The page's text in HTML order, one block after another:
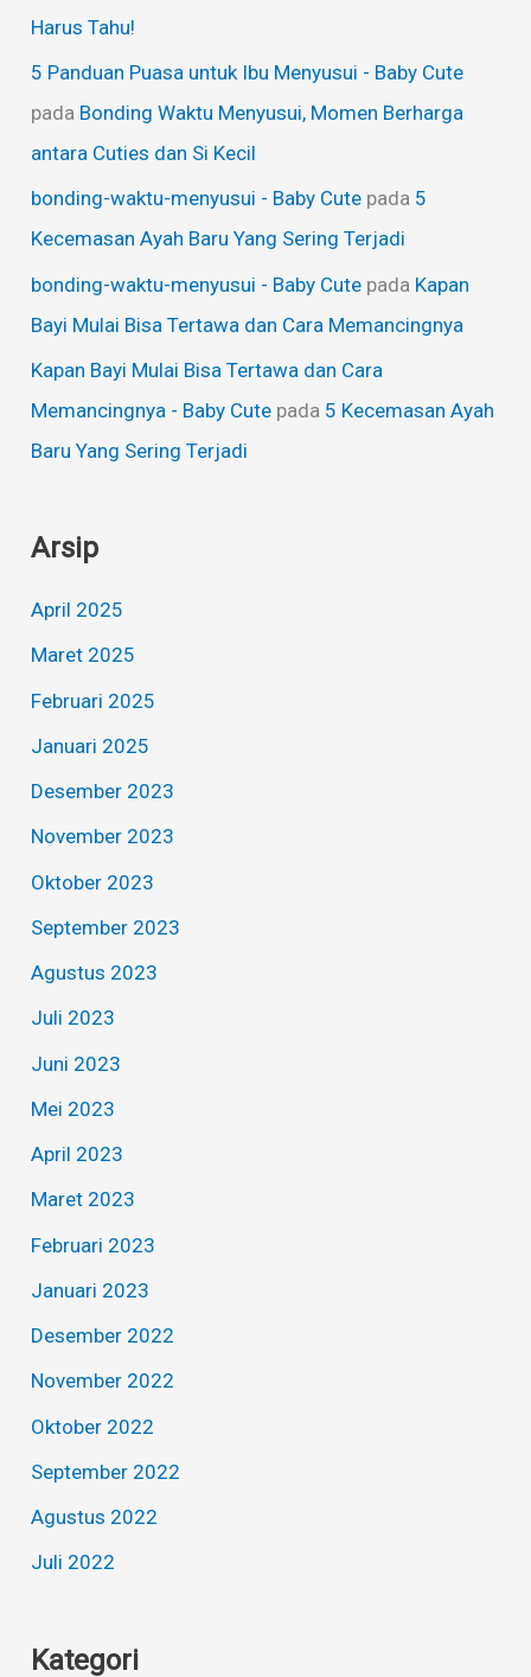
Harus Tahu!
5 Panduan Puasa untuk Ibu Menyusui - Baby Cute
pada Bonding Waktu Menyusui, Momen Berharga
antara Cuties dan Si Kecil
bonding-waktu-menyusui - Baby Cute pada 5
Kecemasan Ayah Baru Yang Sering Terjadi
bonding-waktu-menyusui - Baby Cute pada Kapan
Bayi Mulai Bisa Tertawa dan Cara Memancingnya
Kapan Bayi Mulai Bisa Tertawa dan Cara
Memancingnya - Baby Cute pada 5 Kecemasan Ayah
Baru Yang Sering Terjadi
Arsip
April 2025
Maret 2025
Februari 2025
Januari 2025
Desember 2023
November 2023
Oktober 2023
September 2023
Agustus 2023
Juli 2023
Juni 2023
Mei 2023
April 2023
Maret 2023
Februari 2023
Januari 2023
Desember 2022
November 2022
Oktober 2022
September 2022
Agustus 2022
Juli 2022
Kategori